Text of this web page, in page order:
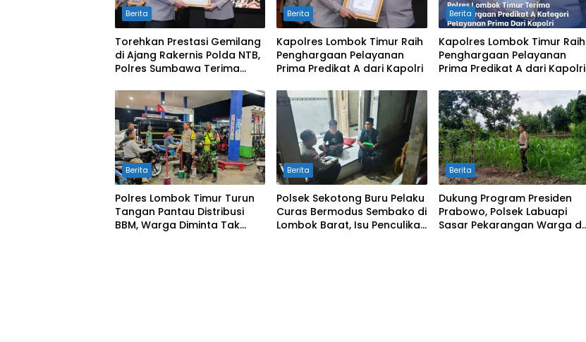
Berita
Torehkan Prestasi Gemilang
di Ajang Rakernis Polda NTB,
Polres Sumbawa Terima
Prima Kapolri
Berita
Kapolres Lombok Timur Raih
Penghargaan Pelayanan
Prima Predikat A dari Kapolri
Berita
Kapolres Lombok Timur Raih
Penghargaan Pelayanan
Prima Predikat A dari Kapolri
Berita
Polres Lombok Timur Turun
Tangan Pantau Distribusi
BBM, Warga Diminta Tak
Berita
Polsek Sekotong Buru Pelaku
Curas Bermodus Sembako di
Lombok Barat, Isu Penculikan
Berita
Dukung Program Presiden
Prabowo, Polsek Labuapi
Sasar Pekarangan Warga di